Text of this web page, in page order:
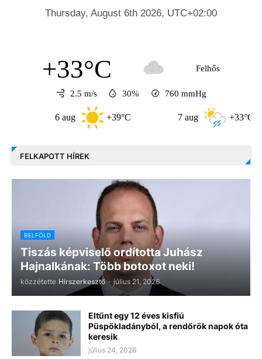
+33°C Felhős
2.5 m/s 30% 760 mmHg
+39°C +33°C
FELKAPOTT HÍREK
BELFÖLD
Tiszás képviselő ordította Juhász
Hajnalkának: Több botoxot neki!
közzétette Hírszerkesztő - július 21, 2026
Eltűnt egy 12 éves kisfiú
Püspökladányból, a rendőrök napok óta
keresik
július 24, 2026